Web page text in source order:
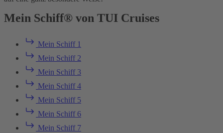
Mein Schiff® von TUI Cruises
Mein Schiff 1
Mein Schiff 2
Mein Schiff 3
Mein Schiff 4
Mein Schiff 5
Mein Schiff 6
Mein Schiff 7